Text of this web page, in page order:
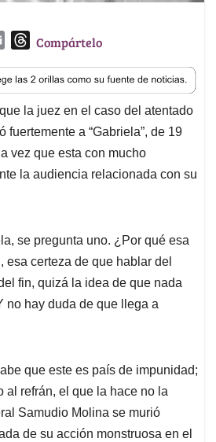
a
i
l
T
r
e
a
d
s
Compártelo
la juez en el caso del atentado
fuertemente a “Gabriela”, de 19
vez que esta con mucho
la audiencia relacionada con su
se pregunta uno. ¿Por qué esa
esa certeza de que hablar del
fin, quizá la idea de que nada
no hay duda de que llega a
que este es país de impunidad;
al refrán, el que la hace no la
Samudio Molina se murió
de su acción monstruosa en el